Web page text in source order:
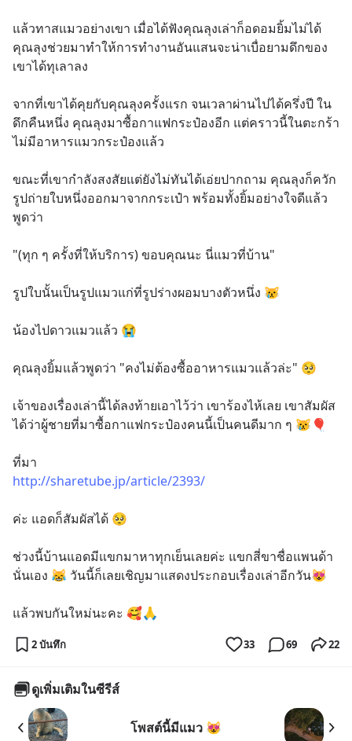
แล้วทาสแมวอย่างเขา เมื่อได้ฟังคุณลุงเล่าก็อดอมยิ้มไม่ได้
คุณลุงช่วยมาทำให้การทำงานอันแสนจะน่าเบื่อยามดึกของ
เขาได้ทุเลาลง
จากที่เขาได้คุยกับคุณลุงครั้งแรก จนเวลาผ่านไปได้ครึ่งปี ใน
ดึกคืนหนึ่ง คุณลุงมาซื้อกาแฟกระป๋องอีก แต่คราวนี้ในตะกร้า
ไม่มีอาหารแมวกระป๋องแล้ว
ขณะที่เขากำลังสงสัยแต่ยังไม่ทันได้เอ่ยปากถาม คุณลุงก็ควัก
รูปถ่ายใบหนึ่งออกมาจากกระเป๋า พร้อมทั้งยิ้มอย่างใจดีแล้ว
พูดว่า
"(ทุก ๆ ครั้งที่ให้บริการ) ขอบคุณนะ นี่แมวที่บ้าน"
รูปใบนั้นเป็นรูปแมวแก่ที่รูปร่างผอมบางตัวหนึ่ง 😿
น้องไปดาวแมวแล้ว 😭
คุณลุงยิ้มแล้วพูดว่า "คงไม่ต้องซื้ออาหารแมวแล้วล่ะ" 🥺
เจ้าของเรื่องเล่านี้ได้ลงท้ายเอาไว้ว่า เขาร้องไห้เลย เขาสัมผัส
ได้ว่าผู้ชายที่มาซื้อกาแฟกระป๋องคนนี้เป็นคนดีมาก ๆ 😿🎈
ที่มา
http://sharetube.jp/article/2393/
ค่ะ แอดก็สัมผัสได้ 🥺
ช่วงนี้บ้านแอดมีแขกมาหาทุกเย็นเลยค่ะ แขกสี่ขาชื่อแพนด้า
นั่นเอง 😹 วันนี้ก็เลยเชิญมาแสดงประกอบเรื่องเล่าอีกวัน😻
แล้วพบกันใหม่นะคะ 🥰🙏
2 บันทึก 33 69 22
ดูเพิ่มเติมในซีรีส์
โพสต์นี้มีแมว 😻